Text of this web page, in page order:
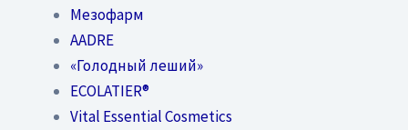
Мезофарм
AADRE
«Голодный леший»
EСОLATIER®
Vital Essential Cosmetics